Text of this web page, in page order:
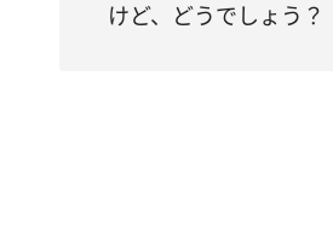
けど、どうでしょう？